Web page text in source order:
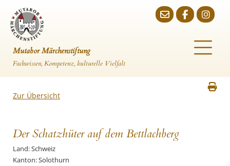
Mutabor Märchenstiftung
Fachwissen, Kompetenz, kulturelle Vielfalt
Zur Übersicht
Der Schatzhüter auf dem Bettlachberg
Land: Schweiz
Kanton: Solothurn